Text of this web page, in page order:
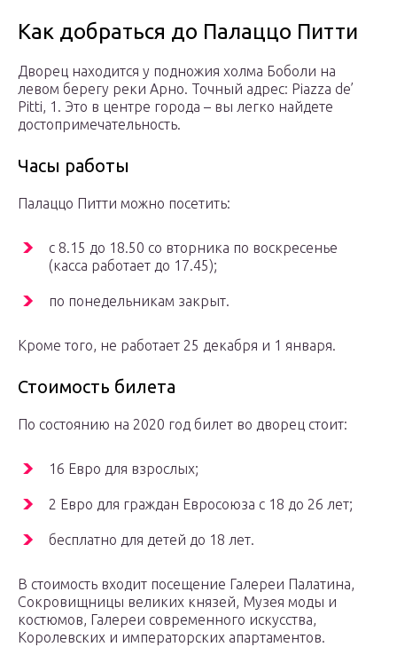
Как добраться до Палаццо Питти
Дворец находится у подножия холма Боболи на
левом берегу реки Арно. Точный адрес: Piazza de’
Pitti, 1. Это в центре города – вы легко найдете
достопримечательность.
Часы работы
Палаццо Питти можно посетить:
с 8.15 до 18.50 со вторника по воскресенье
(касса работает до 17.45);
по понедельникам закрыт.
Кроме того, не работает 25 декабря и 1 января.
Стоимость билета
По состоянию на 2020 год билет во дворец стоит:
16 Евро для взрослых;
2 Евро для граждан Евросоюза с 18 до 26 лет;
бесплатно для детей до 18 лет.
В стоимость входит посещение Галереи Палатина,
Сокровищницы великих князей, Музея моды и
костюмов, Галереи современного искусства,
Королевских и императорских апартаментов.